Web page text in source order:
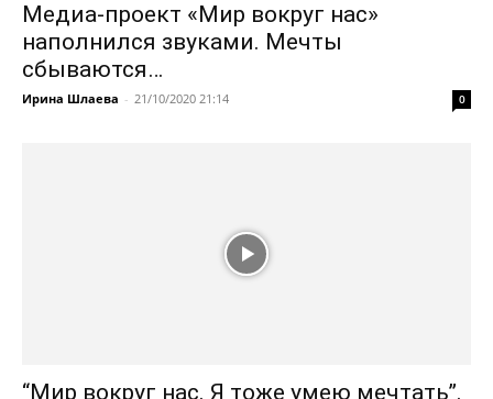
Медиа-проект «Мир вокруг нас»
наполнился звуками. Мечты
сбываются…
Ирина Шлаева - 21/10/2020 21:14 0
“Мир вокруг нас. Я тоже умею мечтать”.